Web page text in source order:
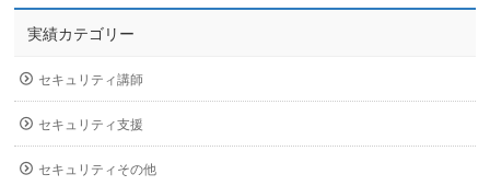
実績カテゴリー
セキュリティ講師
セキュリティ支援
セキュリティその他